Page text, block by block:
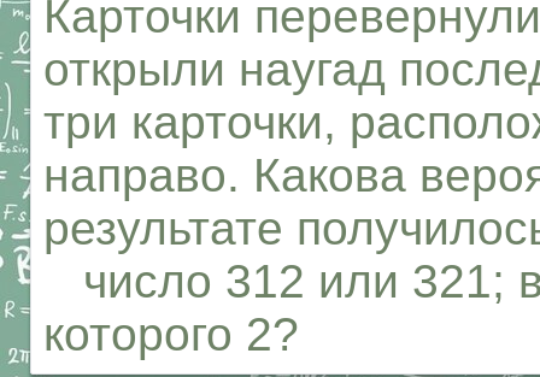
Карточки
открыли наугад
три карточки,
направо. Какова
результате
число 312 или 321;
которого 2?